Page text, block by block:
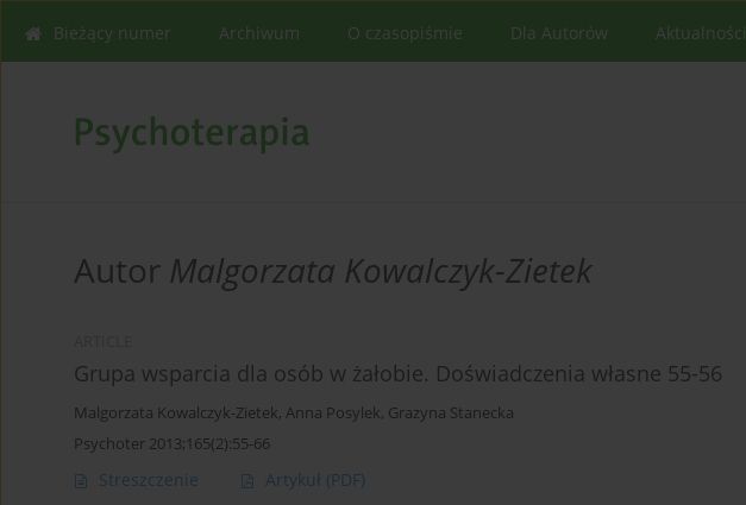
Bieżący numer Archiwum O czasopiśmie Dla Autorów Aktualności
Autor Malgorzata Kowalczyk-Zietek
Grupa wsparcia dla osób w żałobie. Doświadczenia własne 55-56
Malgorzata Kowalczyk-Zietek, Anna Posylek, Grazyna Stanecka
Psychoter 2013;165(2):55-66
Streszczenie Artykuł (PDF)